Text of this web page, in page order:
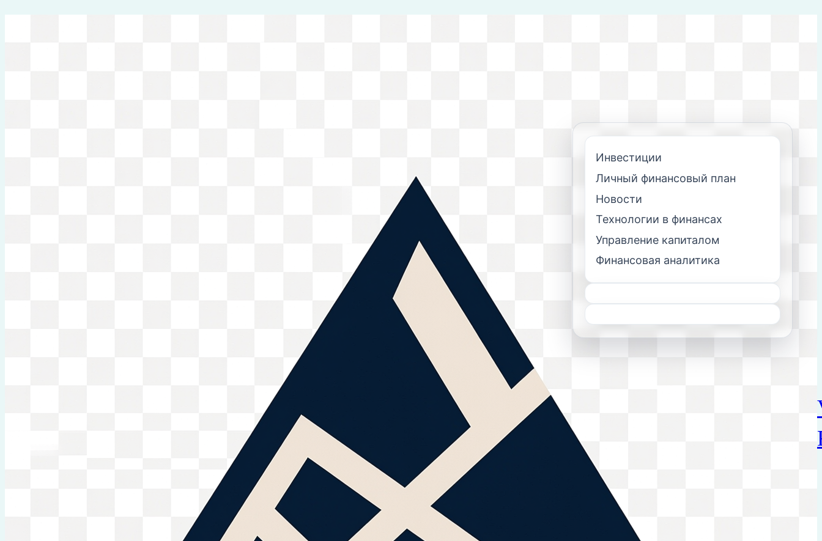
Инвестиции
Личный финансовый план
Новости
Технологии в финансах
Управление капиталом
Финансовая аналитика